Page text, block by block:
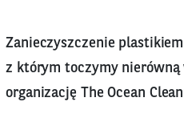
Zanieczyszczenie
z którym toczymy nierówną
organizację The Ocean